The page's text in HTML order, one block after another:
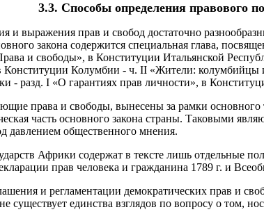
3.3. Способы определения правового
и выражения прав и свобод достаточно
закона содержится специальная глава,
и свободы», в Конституции Итальянской
Колумбии - ч. II «Жители: колумбийцы
- разд. I «О гарантиях прав личности», в
права и свободы, вынесены за рамки основного
часть основного закона страны. Таковыми
давлением общественного мнения.
Африки содержат в тексте лишь отдельные
прав человека и гражданина 1789 г. и
и регламентации демократических прав и
существует единства взглядов по вопросу о том,